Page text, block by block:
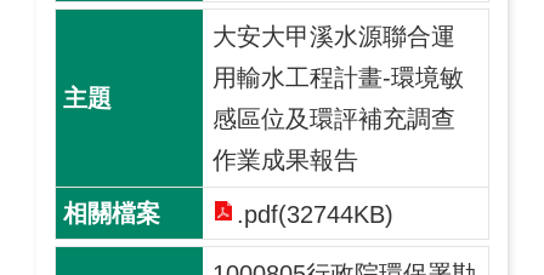
大安大甲溪水源聯合運
用輸水工程計畫-環境敏
感區位及環評補充調查
作業成果報告
.pdf(32744KB)